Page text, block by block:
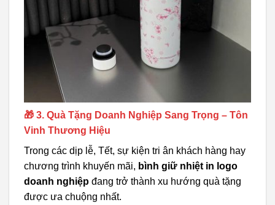
🎁 3. Quà Tặng Doanh Nghiệp Sang Trọng – Tôn
Vinh Thương Hiệu
Trong các dịp lễ, Tết, sự kiện tri ân khách hàng hay
chương trình khuyến mãi, bình giữ nhiệt in logo
doanh nghiệp đang trở thành xu hướng quà tặng
được ưa chuộng nhất.